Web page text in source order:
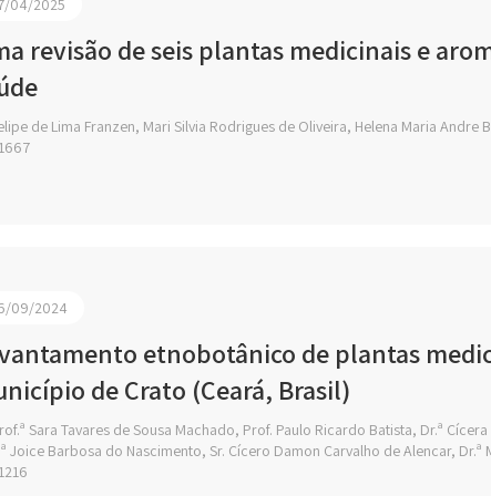
revisão de seis plantas medicinais e
de Lima Franzen, Mari Silvia Rodrigues de Oliveira, Helena Maria Andre
09/2024
etnobotânico de plantas
de Crato (Ceará, Brasil)
Sara Tavares de Sousa Machado, Prof. Paulo Ricardo Batista, Dr.ª
Joice Barbosa do Nascimento, Sr. Cícero Damon Carvalho de Alencar, Dr.ª